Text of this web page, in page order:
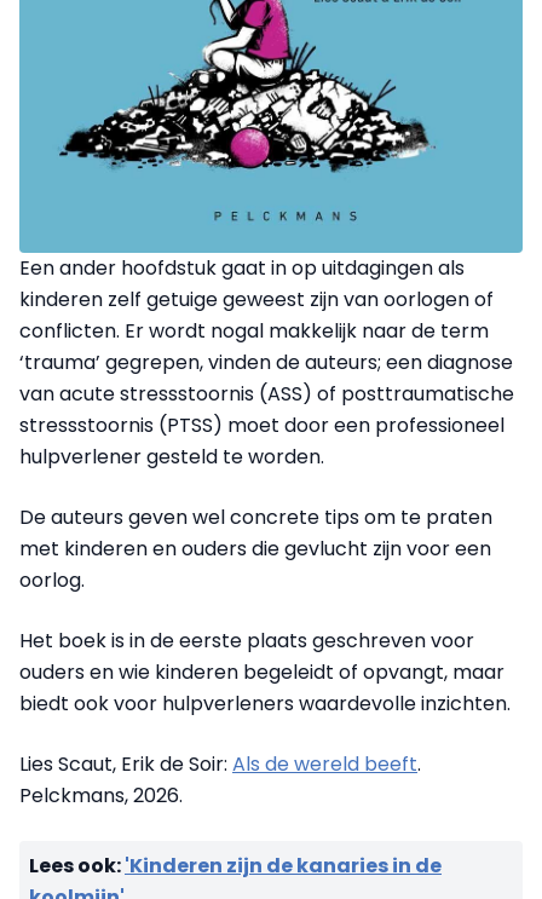
Een ander hoofdstuk gaat in op uitdagingen als
kinderen zelf getuige geweest zijn van oorlogen of
conflicten. Er wordt nogal makkelijk naar de term
‘trauma’ gegrepen, vinden de auteurs; een diagnose
van acute stressstoornis (ASS) of posttraumatische
stressstoornis (PTSS) moet door een professioneel
hulpverlener gesteld te worden.
De auteurs geven wel concrete tips om te praten
met kinderen en ouders die gevlucht zijn voor een
oorlog.
Het boek is in de eerste plaats geschreven voor
ouders en wie kinderen begeleidt of opvangt, maar
biedt ook voor hulpverleners waardevolle inzichten.
Lies Scaut, Erik de Soir: Als de wereld beeft.
Pelckmans, 2026.
Lees ook:'Kinderen zijn de kanaries in de